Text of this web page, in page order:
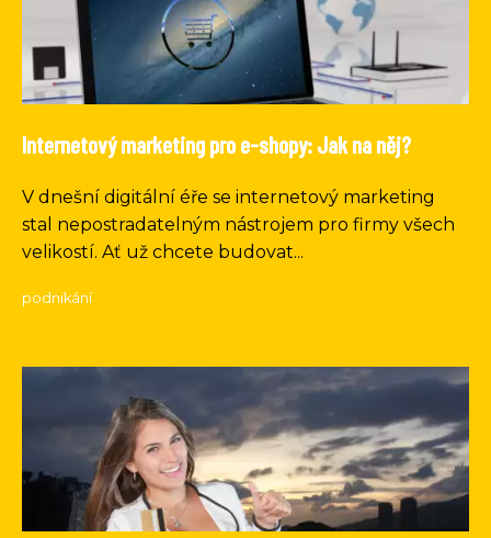
Internetový marketing pro e-shopy: Jak na něj?
V dnešní digitální éře se internetový marketing
stal nepostradatelným nástrojem pro firmy všech
velikostí. Ať už chcete budovat...
podnikání